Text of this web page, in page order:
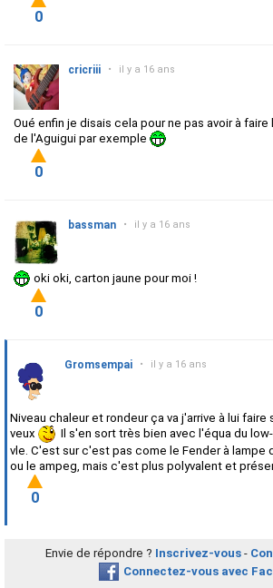
0
cricriii • il y a 16 ans
Oué enfin je disais cela pour ne pas avoir à
de l'Aguigui par exemple
0
bassman • il y a 16 ans
oki oki, carton jaune pour moi !
0
Gromsempai • il y a 16 ans
Niveau chaleur et rondeur ça va j'arrive à lui faire
veux
Il s'en sort très bien avec l'équa du
vle. C'est sur c'est pas come le Fender à lampe
ou le ampeg, mais c'est plus polyvalent et
0
Envie de répondre ? Inscrivez-vous-
Connectez-vous avec